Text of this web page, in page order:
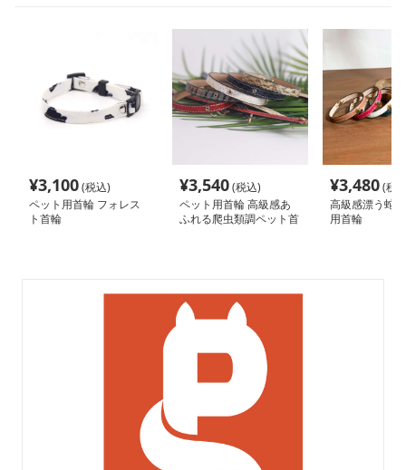
¥3,100(税込)
ペット用首輪 フォレス
ト首輪
¥3,540(税込)
ペット用首輪 高級感あ
ふれる爬虫類調ペット首
¥3,480(税
高級感漂う蛇
用首輪